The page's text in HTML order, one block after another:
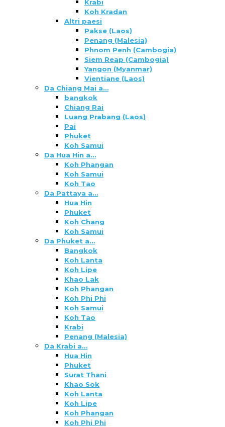
Krabi
Koh Kradan
Altri paesi
Pakse (Laos)
Penang (Malesia)
Phnom Penh (Cambogia)
Siem Reap (Cambogia)
Yangon (Myanmar)
Vientiane (Laos)
Da Chiang Mai a…
bangkok
Chiang Rai
Luang Prabang (Laos)
Pai
Phuket
Koh Samui
Da Hua Hin a…
Koh Phangan
Koh Samui
Koh Tao
Da Pattaya a…
Hua Hin
Phuket
Koh Chang
Koh Samui
Da Phuket a…
Bangkok
Koh Lanta
Koh Lipe
Khao Lak
Koh Phangan
Koh Phi Phi
Koh Samui
Koh Tao
Krabi
Penang (Malesia)
Da Krabi a…
Hua Hin
Phuket
Surat Thani
Khao Sok
Koh Lanta
Koh Lipe
Koh Phangan
Koh Phi Phi